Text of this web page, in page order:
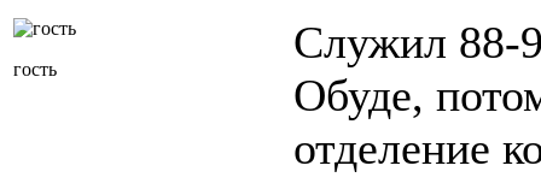
гость
Служил 88-
Обуде,
отделение